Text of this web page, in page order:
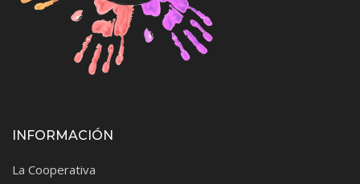
INFORMACIÓN
La Cooperativa